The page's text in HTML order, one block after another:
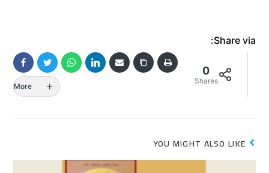
Share via:
0
Shares
More
YOU MIGHT ALSO LIKE